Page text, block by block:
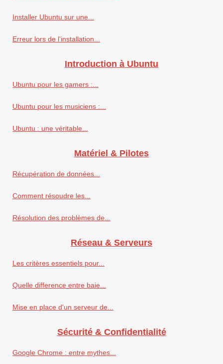
Installer Ubuntu sur une...
Erreur lors de l'installation...
Introduction à Ubuntu
Ubuntu pour les gamers :...
Ubuntu pour les musiciens :...
Ubuntu : une véritable...
Matériel & Pilotes
Récupération de données...
Comment résoudre les...
Résolution des problèmes de...
Réseau & Serveurs
Les critères essentiels pour...
Quelle difference entre baie...
Mise en place d'un serveur de...
Sécurité & Confidentialité
Google Chrome : entre mythes...